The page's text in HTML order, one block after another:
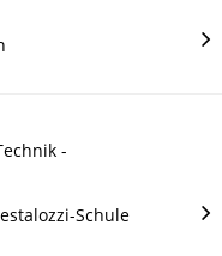
-
Schule